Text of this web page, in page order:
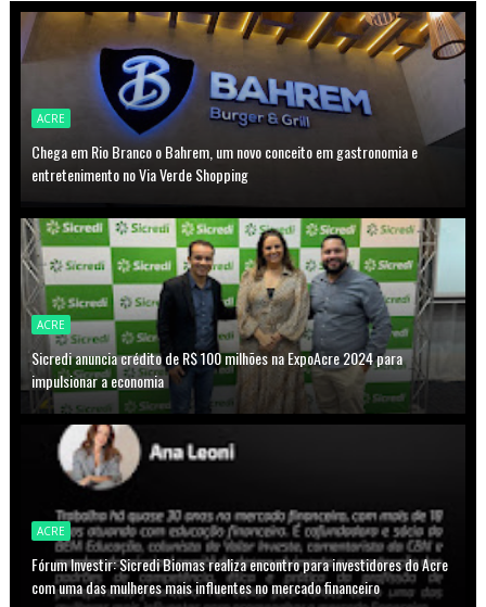
ACRE
Chega em Rio Branco o Bahrem, um novo conceito em gastronomia e
entretenimento no Via Verde Shopping
ACRE
Sicredi anuncia crédito de R$ 100 milhões na ExpoAcre 2024 para
impulsionar a economia
ACRE
Fórum Investir: Sicredi Biomas realiza encontro para investidores do Acre
com uma das mulheres mais influentes no mercado financeiro